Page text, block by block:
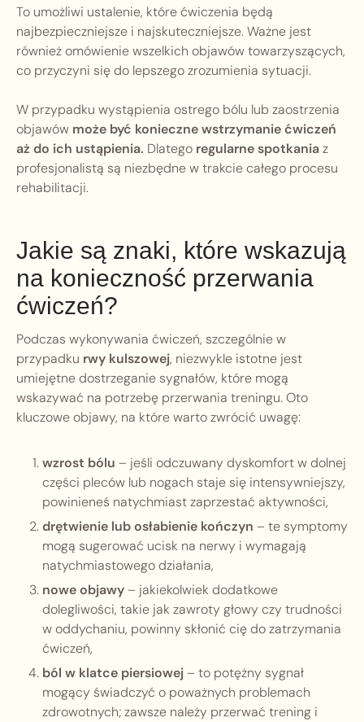
To umożliwi ustalenie, które ćwiczenia będą
najbezpieczniejsze i najskuteczniejsze. Ważne jest
również omówienie wszelkich objawów towarzyszących,
co przyczyni się do lepszego zrozumienia sytuacji.
W przypadku wystąpienia ostrego bólu lub zaostrzenia
objawów może być konieczne wstrzymanie ćwiczeń
aż do ich ustąpienia. Dlatego regularne spotkaniaz
profesjonalistą są niezbędne w trakcie całego procesu
rehabilitacji.
Jakie są znaki, które wskazują
na konieczność przerwania
ćwiczeń?
Podczas wykonywania ćwiczeń, szczególnie w
przypadku rwy kulszowej, niezwykle istotne jest
umiejętne dostrzeganie sygnałów, które mogą
wskazywać na potrzebę przerwania treningu. Oto
kluczowe objawy, na które warto zwrócić uwagę:
wzrost bólu – jeśli odczuwany dyskomfort w dolnej
części pleców lub nogach staje się intensywniejszy,
powinieneś natychmiast zaprzestać aktywności,
drętwienie lub osłabienie kończyn – te symptomy
mogą sugerować ucisk na nerwy i wymagają
natychmiastowego działania,
nowe objawy– jakiekolwiek dodatkowe
dolegliwości, takie jak zawroty głowy czy trudności
w oddychaniu, powinny skłonić cię do zatrzymania
ćwiczeń,
ból w klatce piersiowej– to potężny sygnał
mogący świadczyć o poważnych problemach
zdrowotnych; zawsze należy przerwać trening i